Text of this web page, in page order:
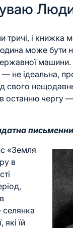
тричі, і книжка
може бути
не ідеальна,
свого
останню чергу
«Земля
в
їй